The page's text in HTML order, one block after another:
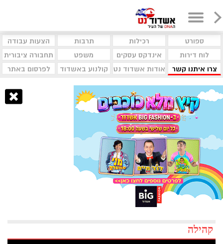
ספורט רכילות תרבות
הצעות עבודה
לוח דירות
אינדקס עסקים משפט
תחבורה ציבורית
צרו איתנו קשר
אודות אשדוד נט קולנוע באשדוד לפרסום באתר
קהילה